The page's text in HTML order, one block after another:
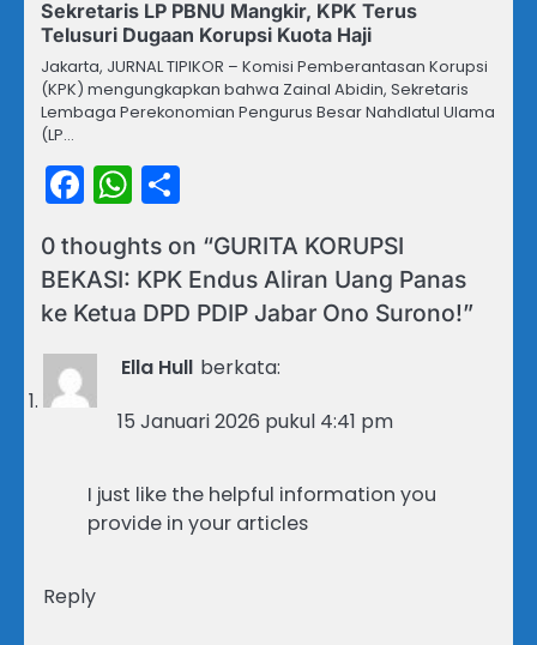
Sekretaris LP PBNU Mangkir, KPK Terus
Telusuri Dugaan Korupsi Kuota Haji
Jakarta, JURNAL TIPIKOR – Komisi Pemberantasan Korupsi
(KPK) mengungkapkan bahwa Zainal Abidin, Sekretaris
Lembaga Perekonomian Pengurus Besar Nahdlatul Ulama
(LP…
Facebook
WhatsApp
0 thoughts on “GURITA KORUPSI
BEKASI: KPK Endus Aliran Uang Panas
ke Ketua DPD PDIP Jabar Ono Surono!”
Ella Hull berkata:
15 Januari 2026 pukul 4:41 pm
I just like the helpful information you
provide in your articles
Reply